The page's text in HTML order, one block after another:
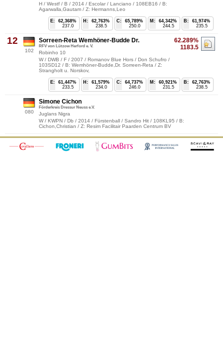
H / Westf / B / 2014 / Escolar / Lanciano / 108EB16 / B:
Agarwalla,Gautam / Z: Hermanns,Leo
B:
61,974%
235.5
M:
64,342%
244.5
C:
65,789%
250.0
H:
62,763%
238.5
E:
62,368%
237.0
12
102
62.289%
1183.5
Sorreen-Reta Wemhöner-Budde Dr.
RFV von Lützow Herford e. V.
Robinho 10
W / DWB / F / 2007 / Romanov Blue Hors / Don Schufro /
103SD12 / B: Wemhöner-Budde,Dr. Sorreen-Reta / Z:
Strangholt u. Norskov,
B:
62,763%
238.5
M:
60,921%
231.5
C:
64,737%
246.0
H:
61,579%
234.0
E:
61,447%
233.5
080
Simone Cichon
Förderkreis Dressur Neuss e.V.
Juglans Nigra
W / KWPN / Db / 2014 / Fürstenball / Sandro Hit / 108KL95 / B:
Cichon,Christian / Z: Resim Facilitair Paarden Centrum BV